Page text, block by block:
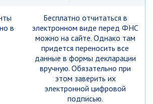
в
Бесплатно отчитаться в
электронном виде перед ФНС
можно на сайте. Однако там
придется переносить все
данные в формы декларации
вручную. Обязательно при
этом заверить их
электронной цифровой
подписью.